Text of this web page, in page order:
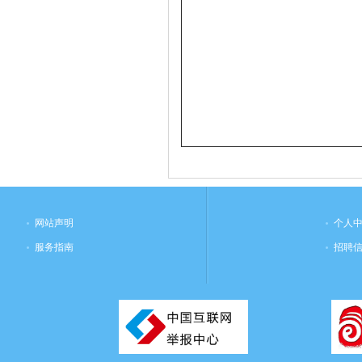
网站声明
服务指南
个人
招聘